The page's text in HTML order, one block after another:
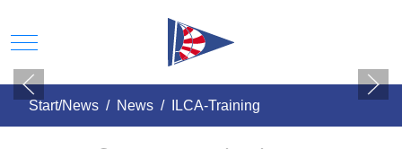
Mobile Menu Toggle
Start/News News ILCA-Training